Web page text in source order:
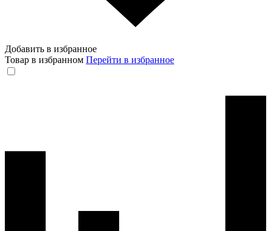
Добавить в избранное
Товар в избранном Перейти в избранное